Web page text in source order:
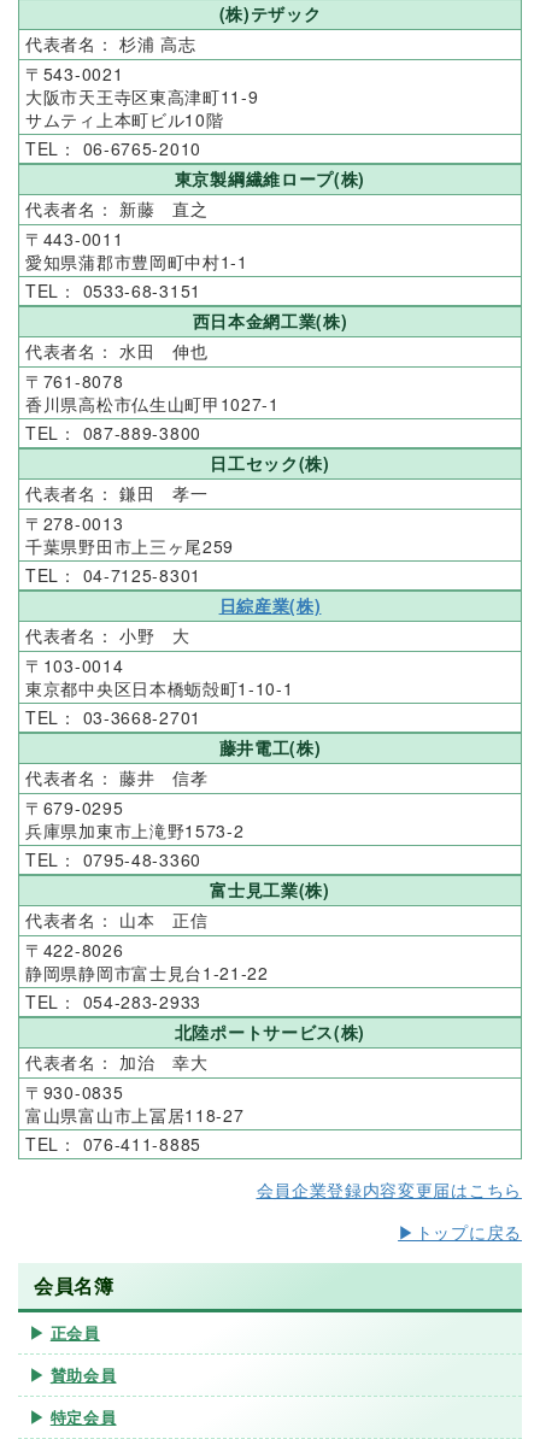
(株)テザック
杉浦 高志
543-0021
大阪市天王寺区東高津町11-9
サムティ上本町ビル10階
06-6765-2010
東京製綱繊維ロープ(株)
新藤 直之
443-0011
愛知県蒲郡市豊岡町中村1-1
0533-68-3151
西日本金網工業(株)
水田 伸也
761-8078
香川県高松市仏生山町甲1027-1
087-889-3800
日工セック(株)
鎌田 孝一
278-0013
千葉県野田市上三ヶ尾259
04-7125-8301
日綜産業(株)
小野 大
103-0014
東京都中央区日本橋蛎殻町1-10-1
03-3668-2701
藤井電工(株)
藤井 信孝
679-0295
兵庫県加東市上滝野1573-2
0795-48-3360
富士見工業(株)
山本 正信
422-8026
静岡県静岡市富士見台1-21-22
054-283-2933
北陸ポートサービス(株)
加治 幸大
930-0835
富山県富山市上冨居118-27
076-411-8885
会員企業登録内容変更届はこちら
▶トップに戻る
会員名簿
正会員
賛助会員
特定会員